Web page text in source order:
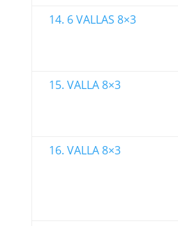
14. 6 VALLAS 8×3
15. VALLA 8×3
16. VALLA 8×3